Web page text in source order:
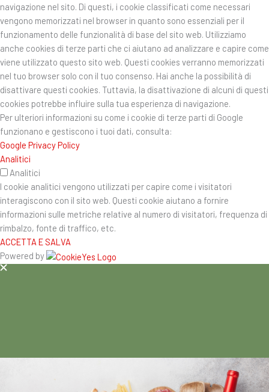
navigazione nel sito. Di questi, i cookie classificati come necessari
vengono memorizzati nel browser in quanto sono essenziali per il
funzionamento delle funzionalità di base del sito web. Utilizziamo
anche cookies di terze parti che ci aiutano ad analizzare e capire come
viene utilizzato questo sito web. Questi cookies verranno memorizzati
nel tuo browser solo con il tuo consenso. Hai anche la possibilità di
disattivare questi cookies. Tuttavia, la disattivazione di alcuni di questi
cookies potrebbe influire sulla tua esperienza di navigazione.
Per ulteriori informazioni su come i cookie di terze parti di Google
funzionano e gestiscono i tuoi dati, consulta:
Google Privacy Policy
Analitici
Analitici
I cookie analitici vengono utilizzati per capire come i visitatori
interagiscono con il sito web. Questi cookie aiutano a fornire
informazioni sulle metriche relative al numero di visitatori, frequenza di
rimbalzo, fonte di traffico, etc.
ACCETTA E SALVA
Powered by